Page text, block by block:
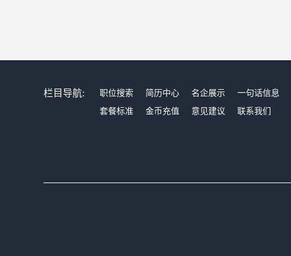
栏目导航: 职位搜索 简历中心 名企展示 一句话信息
套餐标准
金币充值 意见建议 联系我们